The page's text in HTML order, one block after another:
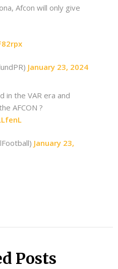
Afcon will only give
January 23, 2024
in the VAR era and
AFCON ?
January 23,
Posts